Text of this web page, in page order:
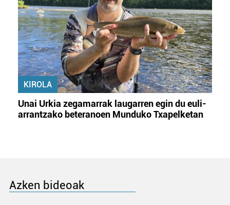
KIROLA
Unai Urkia zegamarrak laugarren egin du euli-
arrantzako beteranoen Munduko Txapelketan
Azken bideoak